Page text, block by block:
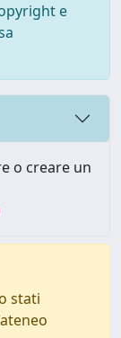
e
o creare un
stati